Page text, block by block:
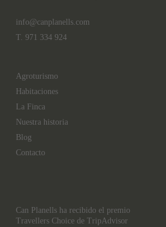
info@canplanells.com
T. 971 334 924
Agroturismo
Habitaciones
La Finca
Nuestra historia
Blog
Contacto
Can Planells ha recibido el premio
Travellers Choice de TripAdvisor